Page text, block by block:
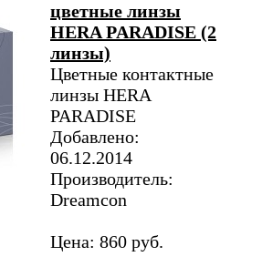
цветные линзы
HERA PARADISE (2
линзы)
Цветные контактные
линзы HERA
PARADISE
Добавлено:
06.12.2014
Производитель:
Dreamcon
Цена: 860 руб.